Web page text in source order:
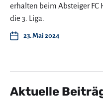
erhalten beim Absteiger FC
die 3. Liga.
23. Mai 2024
Aktuelle